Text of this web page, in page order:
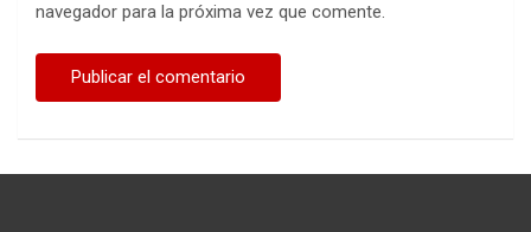
navegador para la próxima vez que comente.